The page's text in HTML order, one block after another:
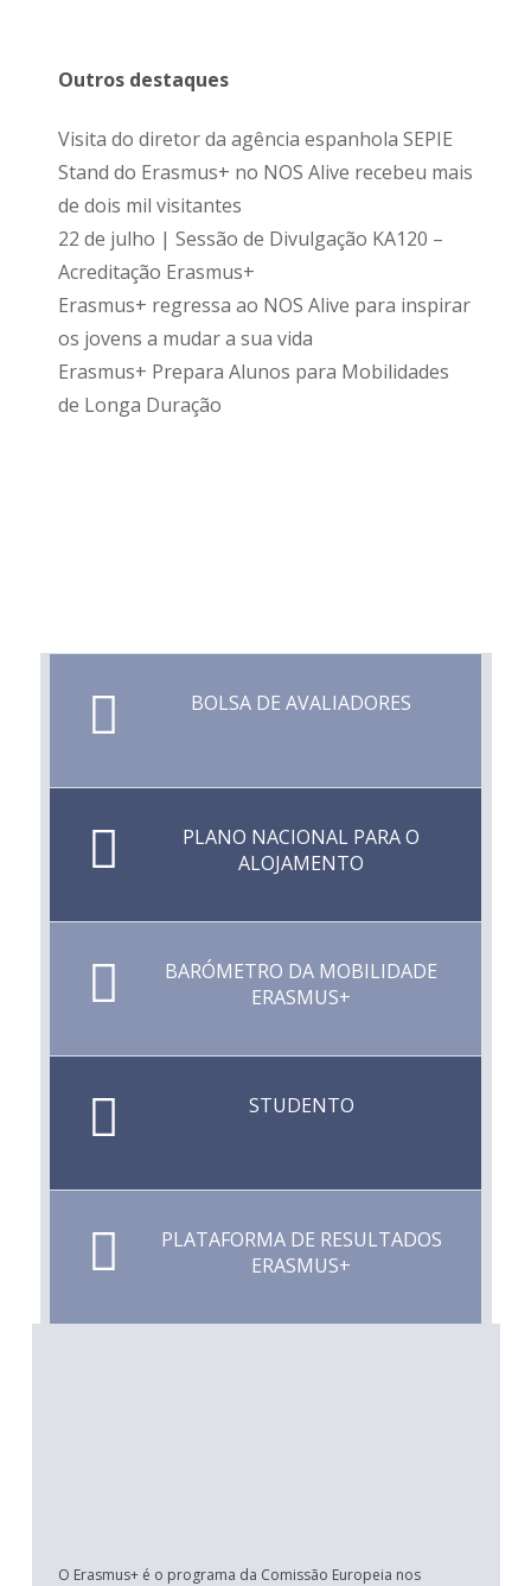
Outros destaques
Visita do diretor da agência espanhola SEPIE
Stand do Erasmus+ no NOS Alive recebeu mais
de dois mil visitantes
22 de julho | Sessão de Divulgação KA120 –
Acreditação Erasmus+
Erasmus+ regressa ao NOS Alive para inspirar
os jovens a mudar a sua vida
Erasmus+ Prepara Alunos para Mobilidades
de Longa Duração
BOLSA DE AVALIADORES
PLANO NACIONAL PARA O
ALOJAMENTO
BARÓMETRO DA MOBILIDADE
ERASMUS+
STUDENTO
PLATAFORMA DE RESULTADOS
ERASMUS+
O Erasmus+ é o programa da Comissão Europeia nos